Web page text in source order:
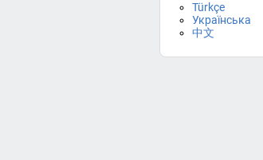
Türkçe
Українська
中文